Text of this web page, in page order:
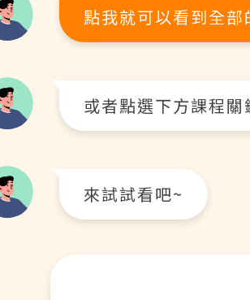
點我就可以看到全部
或者點選下方課程關
來試試看吧~